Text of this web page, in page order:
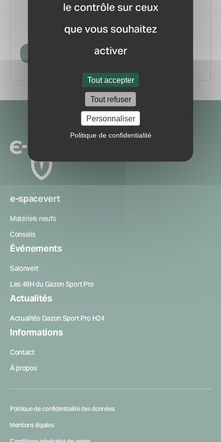
le contrôle sur ceux
que vous souhaitez
activer
Tout accepter
Tout refuser
Personnaliser
Politique de confidentialité
pour ne manquer aucune
information ou nouveauté du marché.
Créer mon compte
e-spacevert
Matériels neufs
Conseils
Événements
Salonvert
Les 48H du Gazon Sport Pro
Actualités
Actualités Gazon Sport Pro H24
Informations
Contact
À propos
Politique de confidentialité des données
Mentions légales